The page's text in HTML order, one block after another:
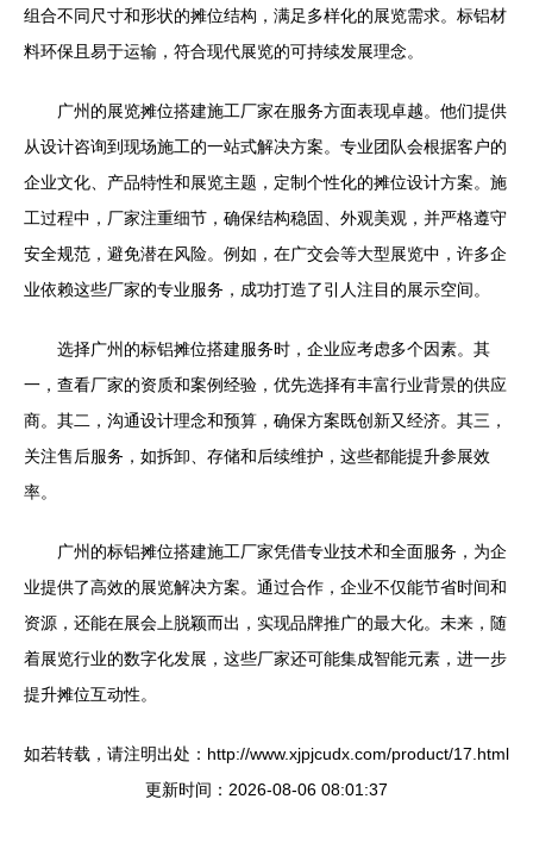
组合不同尺寸和形状的摊位结构，满足多样化的展览需求。标铝材
料环保且易于运输，符合现代展览的可持续发展理念。
广州的展览摊位搭建施工厂家在服务方面表现卓越。他们提供
从设计咨询到现场施工的一站式解决方案。专业团队会根据客户的
企业文化、产品特性和展览主题，定制个性化的摊位设计方案。施
工过程中，厂家注重细节，确保结构稳固、外观美观，并严格遵守
安全规范，避免潜在风险。例如，在广交会等大型展览中，许多企
业依赖这些厂家的专业服务，成功打造了引人注目的展示空间。
选择广州的标铝摊位搭建服务时，企业应考虑多个因素。其
一，查看厂家的资质和案例经验，优先选择有丰富行业背景的供应
商。其二，沟通设计理念和预算，确保方案既创新又经济。其三，
关注售后服务，如拆卸、存储和后续维护，这些都能提升参展效
率。
广州的标铝摊位搭建施工厂家凭借专业技术和全面服务，为企
业提供了高效的展览解决方案。通过合作，企业不仅能节省时间和
资源，还能在展会上脱颖而出，实现品牌推广的最大化。未来，随
着展览行业的数字化发展，这些厂家还可能集成智能元素，进一步
提升摊位互动性。
如若转载，请注明出处：http://www.xjpjcudx.com/product/17.html
更新时间：2026-08-06 08:01:37